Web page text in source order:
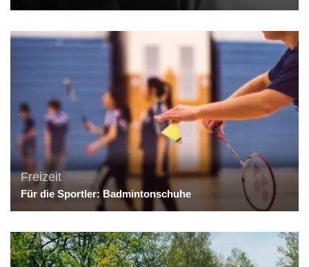
Freizeit
Für die Sportler: Badmintonschuhe